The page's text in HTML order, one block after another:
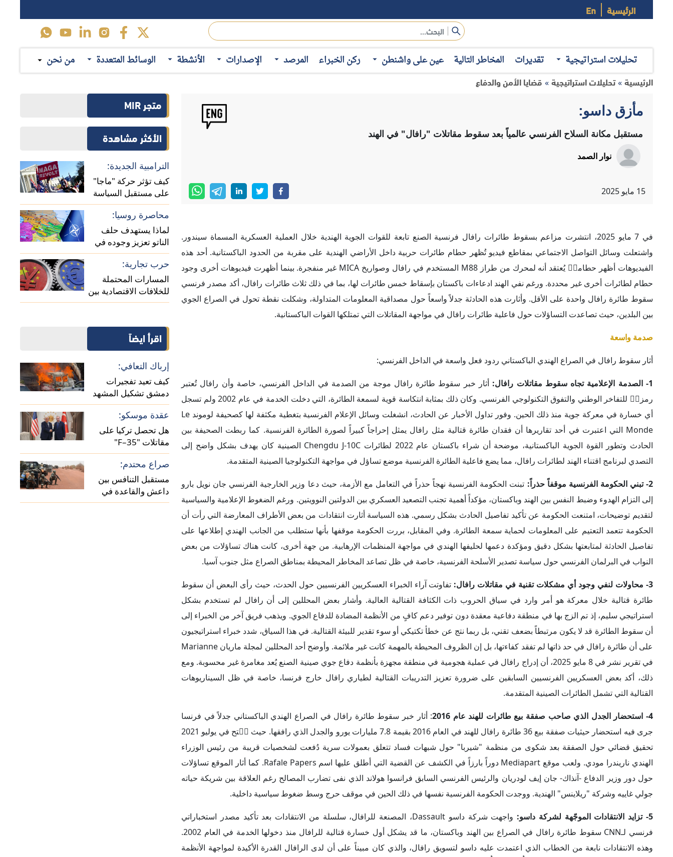
الرئيسية En
تحليلات استراتيجية تقديرات المخاطر التالية عين على واشنطن ركن الخبراء المرصد الإصدارات الأنشطة الوسائط المتعددة من نحن
الرئيسية » تحليلات استراتيجية » قضايا الأمن والدفاع
مأزق داسو:
مستقبل مكانة السلاح الفرنسي عالمياً بعد سقوط مقاتلات "رافال" في الهند
نوار الصمد
15 مايو 2025
في 7 مايو 2025، انتشرت مزاعم بسقوط طائرات رافال فرنسية الصنع تابعة للقوات الجوية الهندية خلال العملية العسكرية المسماة سيندور.
واشتعلت وسائل التواصل الاجتماعي بمقاطع فيديو تُظهر حطام طائرات حربية داخل الأراضي الهندية على مقربة من الحدود الباكستانية. أحد هذه
الفيديوهات أظهر حطاماࣧ يُعتقد أنه لمحرك من طراز M88 المستخدم في رافال وصواريخ MICA غير منفجرة. بينما أظهرت فيديوهات أخرى وجود
حطام لطائرات أخرى غير محددة. ورغم نفي الهند ادعاءات باكستان بإسقاط خمس طائرات لها، بما في ذلك ثلاث طائرات رافال، أكد مصدر فرنسي
سقوط طائرة رافال واحدة على الأقل. وأثارت هذه الحادثة جدلاً واسعاً حول مصداقية المعلومات المتداولة، وشكلت نقطة تحول في الصراع الجوي
بين البلدين، حيث تصاعدت التساؤلات حول فاعلية طائرات رافال في مواجهة المقاتلات التي تمتلكها القوات الباكستانية.
صدمة واسعة
أثار سقوط رافال في الصراع الهندي الباكستاني ردود فعل واسعة في الداخل الفرنسي:
1- الصدمة الإعلامية تجاه سقوط مقاتلات رافال:
أثار خبر سقوط طائرة رافال موجة من الصدمة في الداخل الفرنسي، خاصة وأن رافال تُعتبر
رمزاࣧ للتفاخر الوطني والتفوق التكنولوجي الفرنسي. وكان ذلك بمثابة انتكاسة قوية لسمعة الطائرة، التي دخلت الخدمة في عام 2002 ولم تسجل
أي خسارة في معركة جوية منذ ذلك الحين. وفور تداول الأخبار عن الحادث، انشغلت وسائل الإعلام الفرنسية بتغطية مكثفة لها كصحيفة لوموند Le
Monde التي اعتبرت في أحد تقاريرها أن فقدان طائرة قتالية مثل رافال يمثل إحراجاً كبيراً لصورة الطائرة الفرنسية.
كما ربطت الصحيفة بين
الحادث وتطور القوة الجوية الباكستانية، موضحة أن شراء باكستان عام 2022 لطائرات Chengdu J-10C الصينية كان يهدف بشكل واضح إلى
التصدي لبرنامج اقتناء الهند لطائرات رافال، مما يضع فاعلية الطائرة الفرنسية موضع تساؤل في مواجهة التكنولوجيا الصينية المتقدمة.
2- تبني الحكومة الفرنسية موقفاً حذراً:
تبنت الحكومة الفرنسية نهجاً حذراً في التعامل مع الأزمة، حيث دعا وزير الخارجية الفرنسي جان نويل بارو
إلى التزام الهدوء وضبط النفس بين الهند وباكستان، مؤكداً أهمية تجنب التصعيد العسكري بين الدولتين النوويتين. ورغم الضغوط الإعلامية والسياسية
لتقديم توضيحات، امتنعت الحكومة عن تأكيد تفاصيل الحادث بشكل رسمي. هذه السياسة أثارت انتقادات من بعض الأطراف المعارضة التي رأت أن
الحكومة تتعمد التعتيم على المعلومات لحماية سمعة الطائرة. وفي المقابل، بررت الحكومة موقفها بأنها ستطلب من الجانب الهندي إطلاعها على
تفاصيل الحادثة لمتابعتها بشكل دقيق ومؤكدة دعمها لحليفها الهندي في مواجهة المنظمات الإرهابية. من جهة أخرى، كانت هناك تساؤلات من بعض
النواب في البرلمان الفرنسي حول سياسة تصدير الأسلحة الفرنسية، خاصة في ظل تصاعد المخاطر المحيطة بمناطق الصراع مثل جنوب آسيا.
3- محاولات لنفي وجود أي مشكلات تقنية في مقاتلات رافال:
تفاوتت آراء الخبراء العسكريين الفرنسيين حول الحدث، حيث رأى البعض أن سقوط
طائرة قتالية خلال معركة هو أمر وارد في سياق الحروب ذات الكثافة القتالية العالية. وأشار بعض المحللين إلى أن رافال لم تستخدم بشكل
استراتيجي سليم، إذ تم الزج بها في منطقة دفاعية معقدة دون توفير دعم كافٍ من الأنظمة المضادة للدفاع الجوي. ويذهب فريق آخر من الخبراء إلى
أن سقوط الطائرة قد لا يكون مرتبطاً بضعف تقني، بل ربما نتج عن خطأ تكتيكي أو سوء تقدير للبيئة القتالية. في هذا السياق، شدد خبراء استراتيجيون
على أن طائرة رافال في حد ذاتها لم تفقد كفاءتها، بل إن الظروف المحيطة بالمهمة كانت غير ملائمة. وأوضح أحد المحللين لمجلة ماريان Marianne
في تقرير نشر في 8 مايو 2025، أن إدراج رافال في عملية هجومية في منطقة مجهزة بأنظمة دفاع جوي صينية الصنع يُعد مغامرة غير محسوبة. ومع
ذلك، أكد بعض العسكريين الفرنسيين السابقين على ضرورة تعزيز التدريبات القتالية لطياري رافال خارج فرنسا، خاصة في ظل السيناريوهات
القتالية التي تشمل الطائرات الصينية المتقدمة.
4- استحضار الجدل الذي صاحب صفقة بيع طائرات للهند عام 2016
: أثار خبر سقوط طائرة رافال في الصراع الهندي الباكستاني جدلاً في فرنسا
جرى فيه استحضار حيثيات صفقة بيع 36 طائرة رافال للهند في العام 2016 بقيمة 7.8 مليارات يورو والجدل الذي رافقها. حيث فࣳتح في يوليو 2021
تحقيق قضائي حول الصفقة بعد شكوى من منظمة "شيربا" حول شبهات فساد تتعلق بعمولات سرية دُفعت لشخصيات قريبة من رئيس الوزراء
الهندي ناريندرا مودي. ولعب موقع Mediapart دوراً بارزاً في الكشف عن القضية التي أطلق عليها اسم Rafale Papers. كما أثار الموقع تساؤلات
حول دور وزير الدفاع -آنذاك- جان إيف لودريان والرئيس الفرنسي السابق فرانسوا هولاند الذي نفى تضارب المصالح رغم العلاقة بين شريكة حياته
جولي غاييه وشركة "ريلاينس" الهندية. ووجدت الحكومة الفرنسية نفسها في ذلك الحين في موقف حرج وسط ضغوط سياسية داخلية.
5- تزايد الانتقادات الموجّهة لشركة داسو:
واجهت شركة داسو Dassault، المصنعة للرافال، سلسلة من الانتقادات بعد تأكيد مصدر استخباراتي
فرنسي لـCNN سقوط طائرة رافال في الصراع بين الهند وباكستان، ما قد يشكل أول خسارة قتالية للرافال منذ دخولها الخدمة في العام 2002.
وهذه الانتقادات نابعة من الخطاب الذي اعتمدت عليه داسو لتسويق رافال، والذي كان مبيناً على أن لدى الرافال القدرة الأكيدة لمواجهة الأنظمة
متجر MIR
الأكثر مشاهدة
الترامبية الجديدة:
كيف تؤثر حركة "ماجا"
على مستقبل السياسة
الأمريكية في أفريقيا؟
محاصرة روسيا:
لماذا يستهدف حلف
الناتو تعزيز وجوده في
منطقة القوقاز؟
حرب تجارية:
المسارات المحتملة
للخلافات الاقتصادية بين
الصين وأوروبا
اقرأ ايضاً
إرباك التعافي:
كيف تعيد تفجيرات
دمشق تشكيل المشهد
الأمني في سوريا؟
عقدة موسكو:
هل تحصل تركيا على
مقاتلات "F–35"
الأمريكية؟
صراع محتدم:
مستقبل التنافس بين
داعش والقاعدة في
منطقة الساحل الأفريقي